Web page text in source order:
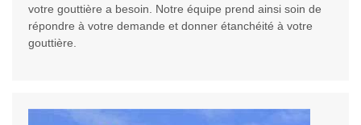
votre gouttière a besoin. Notre équipe prend ainsi soin de
répondre à votre demande et donner étanchéité à votre
gouttière.